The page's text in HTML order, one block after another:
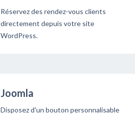
Réservez des rendez-vous clients
directement depuis votre site
WordPress.
Joomla
Disposez d'un bouton personnalisable